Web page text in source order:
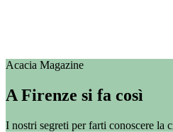
Acacia Magazine
A Firenze si fa così
I nostri segreti per farti conoscere la